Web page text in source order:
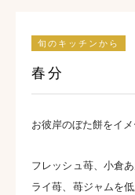
旬のキッチンから
春分
お彼岸のぼた餅をイ
フレッシュ苺、小倉
ライ苺、苺ジャムを